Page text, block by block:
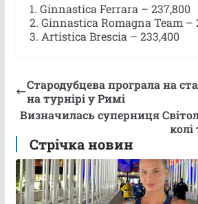
1. Ginnastica Ferrara – 237,800
2. Ginnastica Romagna Team –
3. Artistica Brescia – 233,400
Стародубцева програла на
на турнірі у Римі
Визначилась суперниця
Стрічка новин